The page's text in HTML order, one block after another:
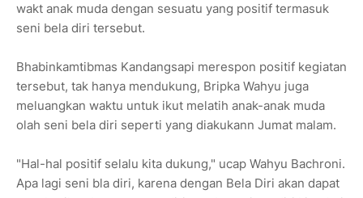
wakt anak muda dengan sesuatu yang positif termasuk
seni bela diri tersebut.
Bhabinkamtibmas Kandangsapi merespon positif kegiatan
tersebut, tak hanya mendukung, Bripka Wahyu juga
meluangkan waktu untuk ikut melatih anak-anak muda
olah seni bela diri seperti yang diakukann Jumat malam.
"Hal-hal positif selalu kita dukung," ucap Wahyu Bachroni.
Apa lagi seni bla diri, karena dengan Bela Diri akan dapat